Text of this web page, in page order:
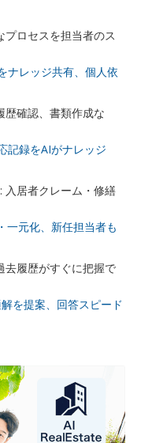
ロセスを担当者のス
ナレッジ共有、個人依
確認、書類作成な
記録をAIがナレッジ
入居者クレーム・修繕
一元化、新任担当者も
去履歴がすぐに把握で
を提案、回答スピード